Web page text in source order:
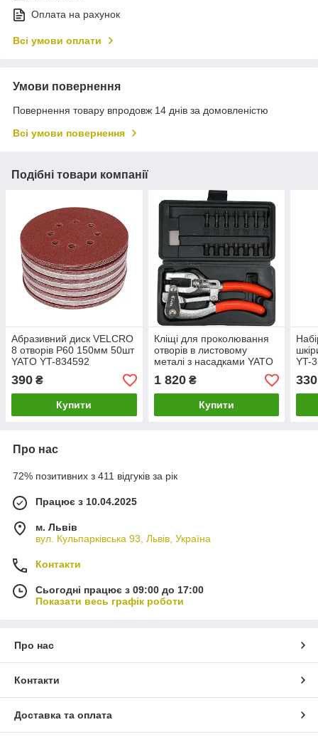
Оплата на рахунок
Всі умови оплати
Умови повернення
Повернення товару впродовж 14 днів за домовленістю
Всі умови повернення
Подібні товари компанії
Абразивний диск VELCRO
8 отворів P60 150мм 50шт
YATO YT-834592
390 ₴
Купити
Кліщі для проколювання
отворів в листовому
металі з насадками YATO
YT-18973
1 820₴
Купити
YT-
330
Про нас
72% позитивних з 411 відгуків за рік
Працює з 10.04.2025
м. Львів
вул. Кульпарківська 93, Львів, Україна
Контакти
Сьогодні працює з 09:00 до 17:00
Показати весь графік роботи
Про нас
Контакти
Доставка та оплата